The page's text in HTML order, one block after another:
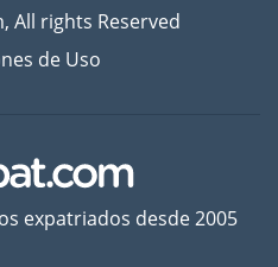
All rights Reserved
de Uso
expatriados desde 2005